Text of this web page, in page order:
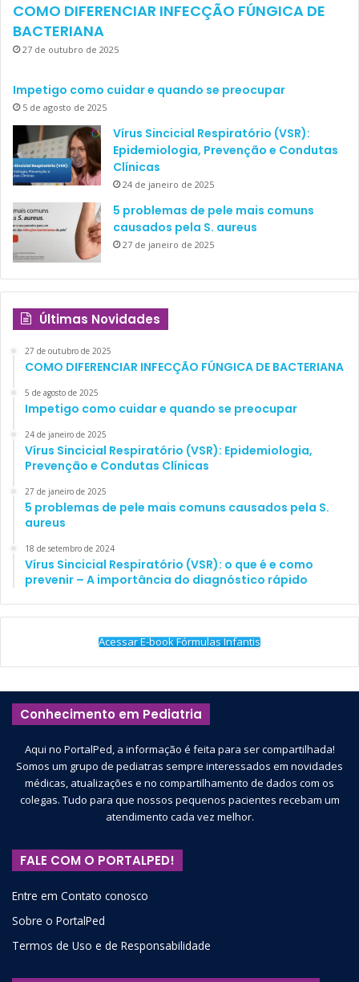
COMO DIFERENCIAR INFECÇÃO FÚNGICA DE
BACTERIANA
27 de outubro de 2025
Impetigo como cuidar e quando se preocupar
5 de agosto de 2025
Vírus Sincicial Respiratório (VSR):
Epidemiologia, Prevenção e Condutas
Clínicas
24 de janeiro de 2025
5 problemas de pele mais comuns
causados pela S. aureus
27 de janeiro de 2025
Últimas Novidades
27 de outubro de 2025
COMO DIFERENCIAR INFECÇÃO FÚNGICA DE BACTERIANA
5 de agosto de 2025
Impetigo como cuidar e quando se preocupar
24 de janeiro de 2025
Vírus Sincicial Respiratório (VSR): Epidemiologia,
Prevenção e Condutas Clínicas
27 de janeiro de 2025
5 problemas de pele mais comuns causados pela S.
aureus
18 de setembro de 2024
Vírus Sincicial Respiratório (VSR): o que é e como
prevenir – A importância do diagnóstico rápido
Acessar E-book Fórmulas Infantis
Conhecimento em Pediatria
Aqui no PortalPed, a informação é feita para ser compartilhada!
Somos um grupo de pediatras sempre interessados em novidades
médicas, atualizações e no compartilhamento de dados com os
colegas. Tudo para que nossos pequenos pacientes recebam um
atendimento cada vez melhor.
FALE COM O PORTALPED!
Entre em Contato conosco
Sobre o PortalPed
Termos de Uso e de Responsabilidade